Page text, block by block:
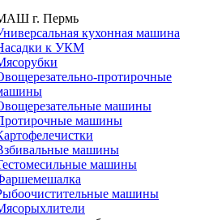
г. Пермь
кухонная машина
к УКМ
протирочные
машины
машины
машины
машины
машины